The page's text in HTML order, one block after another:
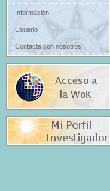
Información
Usuario
Contacte con nosotros